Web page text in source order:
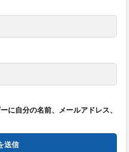
に自分の名前、メールアドレス、